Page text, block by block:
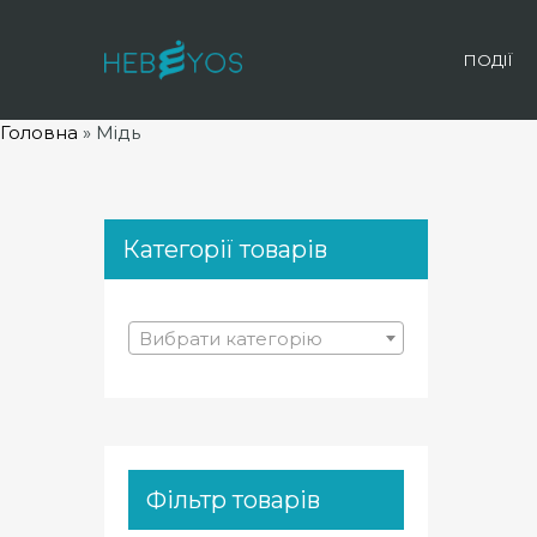
ПОДІЇ
Головна » Мідь
Категорії товарів
Вибрати категорію
Фільтр товарів